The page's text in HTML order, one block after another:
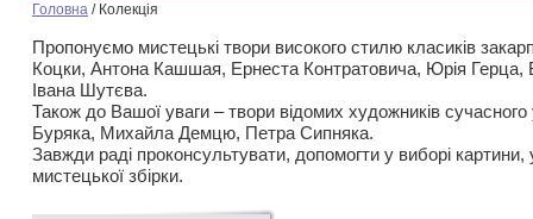
Головна / Колекція
Пропонуємо мистецькі твори високого стилю класиків
Коцки, Антона Кашшая, Ернеста Контратовича, Юрія
Івана Шутєва.
Також до Вашої уваги – твори відомих художників
Буряка, Михайла Демцю, Петра Сипняка.
Завжди раді проконсультувати, допомогти у виборі картини,
мистецької збірки.